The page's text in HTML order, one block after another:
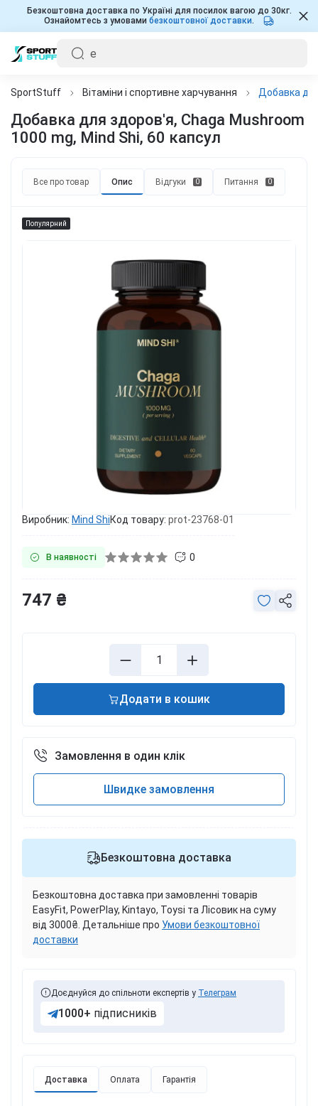
Безкоштовна доставка по Україні для посилок вагою до 30кг.
Ознайомтесь з умовами безкоштовної доставки.
SportStuff Вітаміни і спортивне харчування Добавка
Добавка для здоров'я, Chaga Mushroom
1000 mg, Mind Shi, 60 капсул
Все про товар Опис Відгуки 0 Питання 0
Популярний
Виробник: Mind ShiКод товару: prot-23768-01
В наявності 0
Доставка Оплата Гарантія
747 ₴
Додати в кошик
Замовлення в один клік
Швидке замовлення
Безкоштовна доставка
Безкоштовна доставка при замовленні товарів
EasyFit, PowerPlay, Kintayo, Toysi та Лісовик на суму
від 3000₴. Детальніше про Умови безкоштовної
доставки
Доєднуйся до спільноти експертів у Телеграм
1000+ підписників